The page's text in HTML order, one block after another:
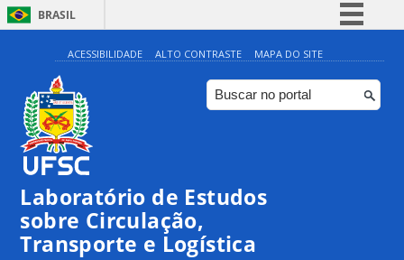
BRASIL
Simplifique!
Comunica BR
Participe
ACESSIBILIDADE ALTO CONTRASTE MAPA DO SITE
Laboratório de Estudos
sobre Circulação,
Transporte e Logística